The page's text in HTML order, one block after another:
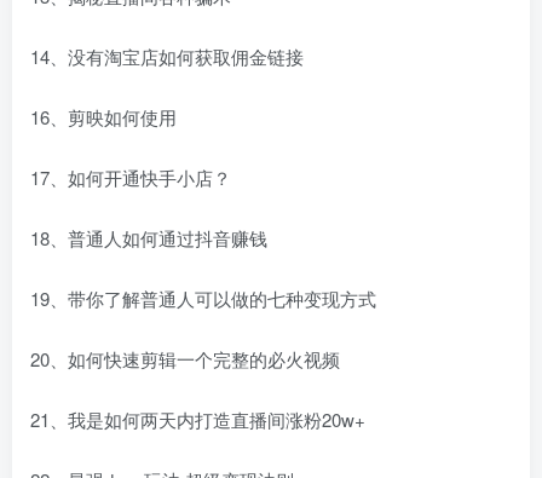
14、没有淘宝店如何获取佣金链接
16、剪映如何使用
17、如何开通快手小店？
18、普通人如何通过抖音赚钱
19、带你了解普通人可以做的七种变现方式
20、如何快速剪辑一个完整的必火视频
21、我是如何两天内打造直播间涨粉20w+